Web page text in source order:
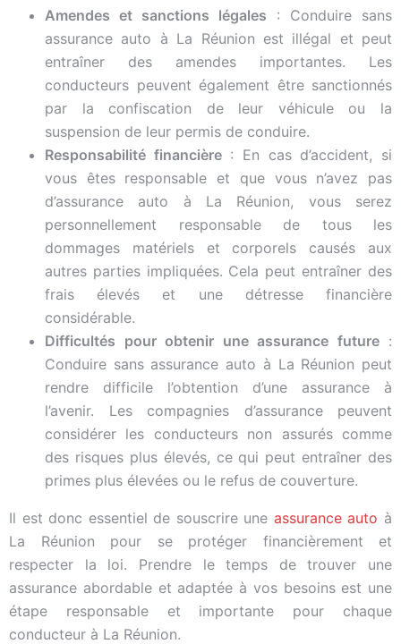
Amendes et sanctions légales : Conduire sans
assurance auto à La Réunion est illégal et peut
entraîner des amendes importantes. Les
conducteurs peuvent également être sanctionnés
par la confiscation de leur véhicule ou la
suspension de leur permis de conduire.
Responsabilité financière: En cas d’accident, si
vous êtes responsable et que vous n’avez pas
d’assurance auto à La Réunion, vous serez
personnellement responsable de tous les
dommages matériels et corporels causés aux
autres parties impliquées. Cela peut entraîner des
frais élevés et une détresse financière
considérable.
Difficultés pour obtenir une assurance future:
Conduire sans assurance auto à La Réunion peut
rendre difficile l’obtention d’une assurance à
l’avenir. Les compagnies d’assurance peuvent
considérer les conducteurs non assurés comme
des risques plus élevés, ce qui peut entraîner des
primes plus élevées ou le refus de couverture.
Il est donc essentiel de souscrire une assurance auto à
La Réunion pour se protéger financièrement et
respecter la loi. Prendre le temps de trouver une
assurance abordable et adaptée à vos besoins est une
étape responsable et importante pour chaque
conducteur à La Réunion.